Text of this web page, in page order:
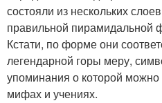
состояли из нескольких
правильной пирамидальной
Кстати, по форме они
легендарной горы меру,
упоминания о которой можно
мифах и учениях.